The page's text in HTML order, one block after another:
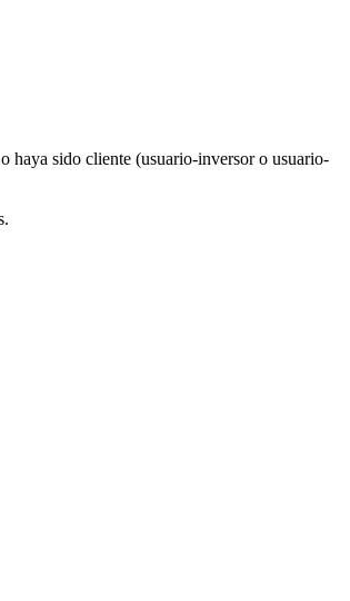
haya sido cliente (usuario-inversor o usuario-